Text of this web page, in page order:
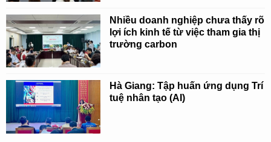
Nhiều doanh nghiệp chưa thấy rõ
lợi ích kinh tế từ việc tham gia thị
trường carbon
Hà Giang: Tập huấn ứng dụng Trí
tuệ nhân tạo (AI)